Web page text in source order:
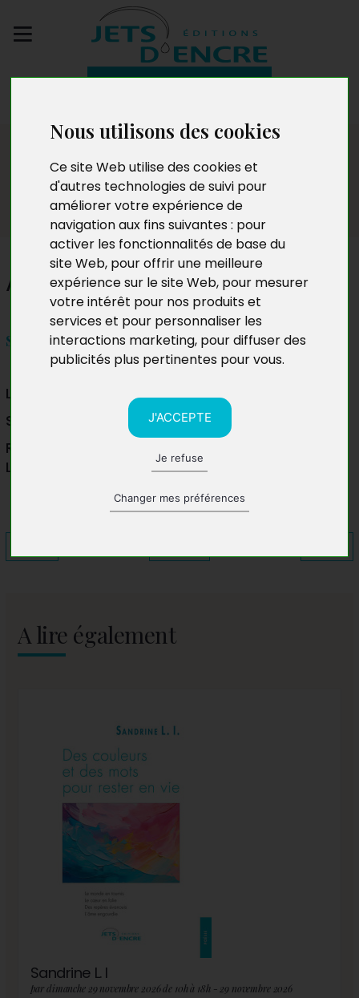
Nous utilisons des cookies
Ce site Web utilise des cookies et
d'autres technologies de suivi pour
améliorer votre expérience de
navigation aux fins suivantes : pour
activer les fonctionnalités de base du
site Web, pour offrir une meilleure
expérience sur le site Web, pour mesurer
votre intérêt pour nos produits et
services et pour personnaliser les
interactions marketing, pour diffuser des
publicités plus pertinentes pour vous.
J'ACCEPTE
Je refuse
Changer mes préférences
Envoyez votre
Salon
Alain Dercourt
Samedi 07 mai 2022
Le salon de la Couture
Salle des sports
Rue du Rietz
La Couture
A lire également
Sandrine L. I
par dimanche 29 novembre 2026 de 10h à 18h - 29 novembre 2026